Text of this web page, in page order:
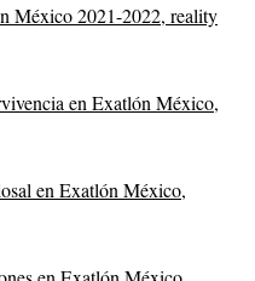
México 2021-2022, reality
en Exatlón México,
en Exatlón México,